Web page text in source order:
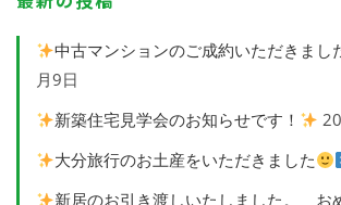
中古マンションのご成約いただきまし
月9日
新築住宅見学会のお知らせです！
大分旅行のお土産をいただきました
新居のお引き渡しいたしました。 お